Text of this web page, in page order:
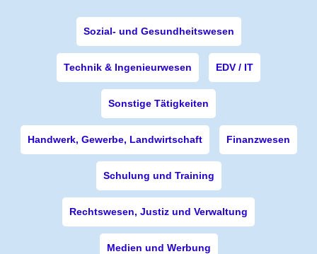
Sozial- und Gesundheitswesen
Technik & Ingenieurwesen EDV / IT
Sonstige Tätigkeiten
Handwerk, Gewerbe, Landwirtschaft Finanzwesen
Schulung und Training
Rechtswesen, Justiz und Verwaltung
Medien und Werbung